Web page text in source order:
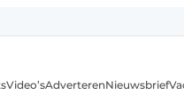
Video’sAdverterenNieuwsbrief